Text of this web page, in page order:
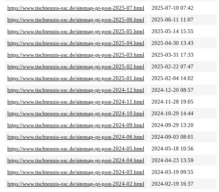
https://www.tischtennis-osc.de/sitemap-pt-post-2025-07.html
2025-07-10 07:42
https://www.tischtennis-osc.de/sitemap-pt-post-2025-06.html
2025-06-11 11:07
https://www.tischtennis-osc.de/sitemap-pt-post-2025-05.html
2025-05-14 15:55
https://www.tischtennis-osc.de/sitemap-pt-post-2025-04.html
2025-04-30 13:43
https://www.tischtennis-osc.de/sitemap-pt-post-2025-03.html
2025-03-31 17:33
https://www.tischtennis-osc.de/sitemap-pt-post-2025-02.html
2025-02-22 07:47
https://www.tischtennis-osc.de/sitemap-pt-post-2025-01.html
2025-02-04 14:02
https://www.tischtennis-osc.de/sitemap-pt-post-2024-12.html
2024-12-20 08:57
https://www.tischtennis-osc.de/sitemap-pt-post-2024-11.html
2024-11-28 19:05
https://www.tischtennis-osc.de/sitemap-pt-post-2024-10.html
2024-10-29 14:44
https://www.tischtennis-osc.de/sitemap-pt-post-2024-09.html
2024-09-29 13:20
https://www.tischtennis-osc.de/sitemap-pt-post-2024-06.html
2024-09-03 08:01
https://www.tischtennis-osc.de/sitemap-pt-post-2024-05.html
2024-05-18 10:56
https://www.tischtennis-osc.de/sitemap-pt-post-2024-04.html
2024-04-23 13:59
https://www.tischtennis-osc.de/sitemap-pt-post-2024-03.html
2024-03-19 09:55
https://www.tischtennis-osc.de/sitemap-pt-post-2024-02.html
2024-02-19 16:37